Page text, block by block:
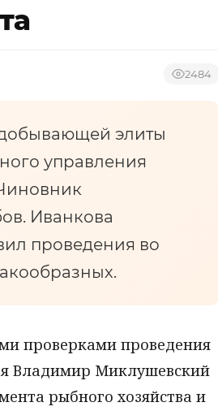
2484
элиты
управления
Иванкова
проведения во
проверками проведения
Владимир Миклушевский
рыбного хозяйства и